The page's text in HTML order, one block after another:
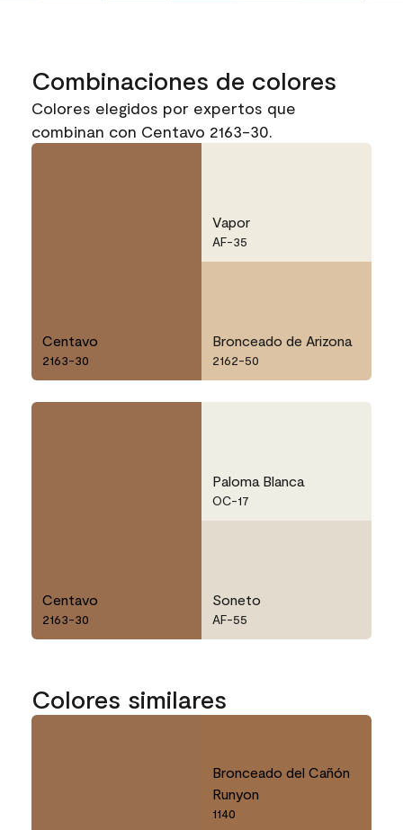
Combinaciones de colores
Colores elegidos por expertos que
combinan con Centavo 2163-30.
Centavo
2163-30
Vapor
AF-35
Bronceado de Arizona
2162-50
Centavo
2163-30
Paloma Blanca
OC-17
Soneto
AF-55
Colores similares
Bronceado del Cañón
Runyon
1140